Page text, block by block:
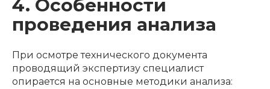
4. Особенности
проведения анализа
При осмотре технического документа
проводящий экспертизу специалист
опирается на основные методики анализа: